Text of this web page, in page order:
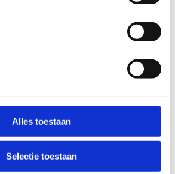
Alles toestaan
Selectie toestaan
trainingsgerelateerde parameters
00 00 00
UREN MINUTEN SECONDEN